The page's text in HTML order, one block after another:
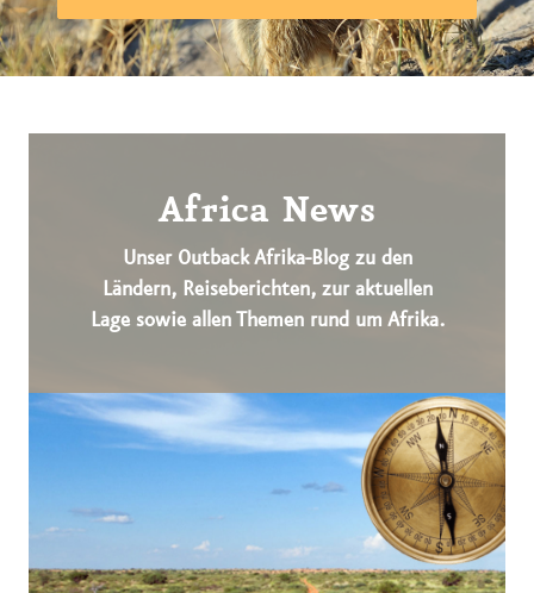
Africa News
Unser Outback Afrika-Blog zu den
Ländern, Reiseberichten, zur aktuellen
Lage sowie allen Themen rund um Afrika.